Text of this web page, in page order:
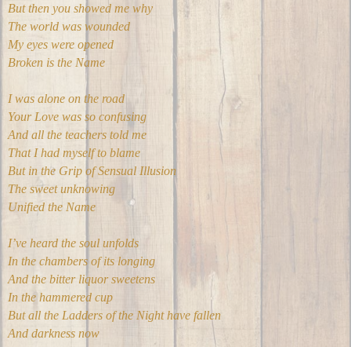
But then you showed me why
The world was wounded
My eyes were opened
Broken is the Name
I was alone on the road
Your Love was so confusing
And all the teachers told me
That I had myself to blame
But in the Grip of Sensual Illusion
The sweet unknowing
Unified the Name
I’ve heard the soul unfolds
In the chambers of its longing
And the bitter liquor sweetens
In the hammered cup
But all the Ladders of the Night have fallen
And darkness now